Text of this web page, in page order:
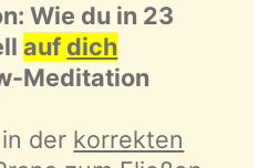
Wie du in 23
auf dich
Meditation
der korrekten